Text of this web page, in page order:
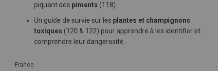
piquant des piments (118).
Un guide de survie sur les plantes et champignons
toxiques (120 & 122) pour apprendre à les identifier et
comprendre leur dangerosité.
Plus
France